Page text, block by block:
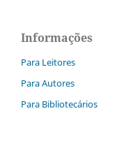
Informações
Para Leitores
Para Autores
Para Bibliotecários